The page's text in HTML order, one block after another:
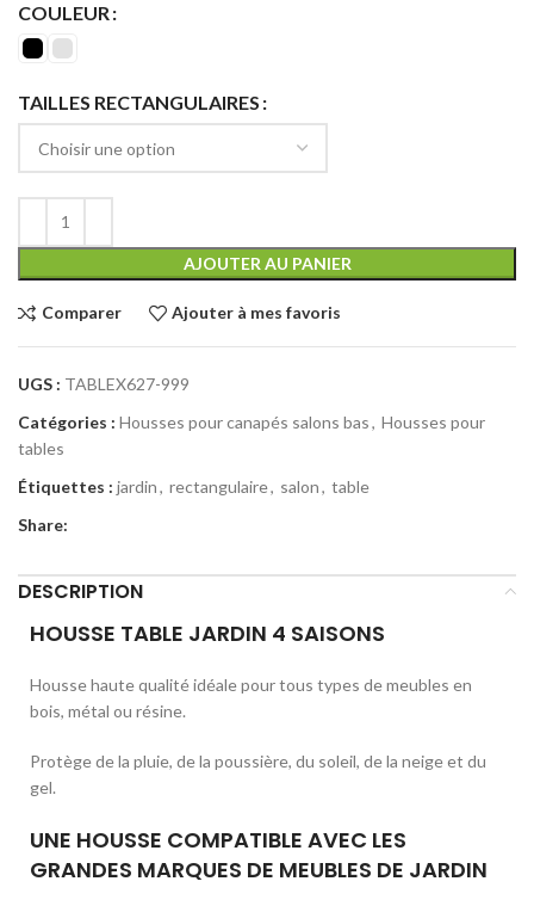
COULEUR
TAILLES RECTANGULAIRES
AJOUTER AU PANIER
Comparer Ajouter à mes favoris
UGS : TABLEX627-999
Catégories : Housses pour canapés salons bas, Housses pour
tables
Étiquettes : jardin, rectangulaire, salon, table
Share:
DESCRIPTION
HOUSSE TABLE JARDIN 4 SAISONS
Housse haute qualité idéale pour tous types de meubles en
bois, métal ou résine.
Protège de la pluie, de la poussière, du soleil, de la neige et du
gel.
UNE HOUSSE COMPATIBLE AVEC LES
GRANDES MARQUES DE MEUBLES DE JARDIN